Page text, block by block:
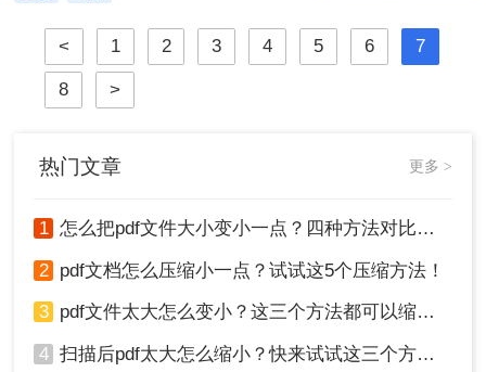
限制，或者有些邮箱附件对文件体积
大小有限制，这个时候pdf文件怎么压
缩到1m以内呢？这里分享一款在线工
具，可以一键进行PDF文件压缩，一
< 1 2 3 4 5 6 7
8 >
热门文章 更多 >
1 怎么把pdf文件大小变小一点？四种方法对比，一看就懂！
2 pdf文档怎么压缩小一点？试试这5个压缩方法！
3 pdf文件太大怎么变小？这三个方法都可以缩小！
4 扫描后pdf太大怎么缩小？快来试试这三个方法！